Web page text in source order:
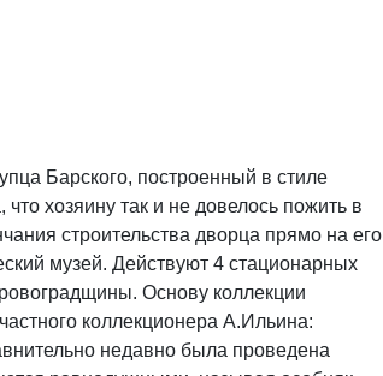
Барского, построенный в стиле
хозяину так и не довелось пожить в
строительства дворца прямо на его
музей. Действуют 4 стационарных
Основу коллекции
коллекционера А.Ильина:
недавно была проведена